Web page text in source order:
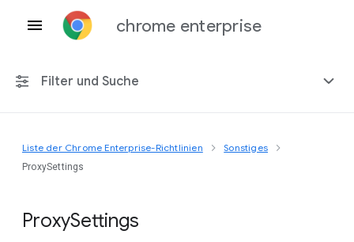
chrome enterprise
Filter und Suche
Alle Plattformen
Liste der Chrome Enterprise-Richtlinien Sonstiges
ProxySettings
ProxySettings